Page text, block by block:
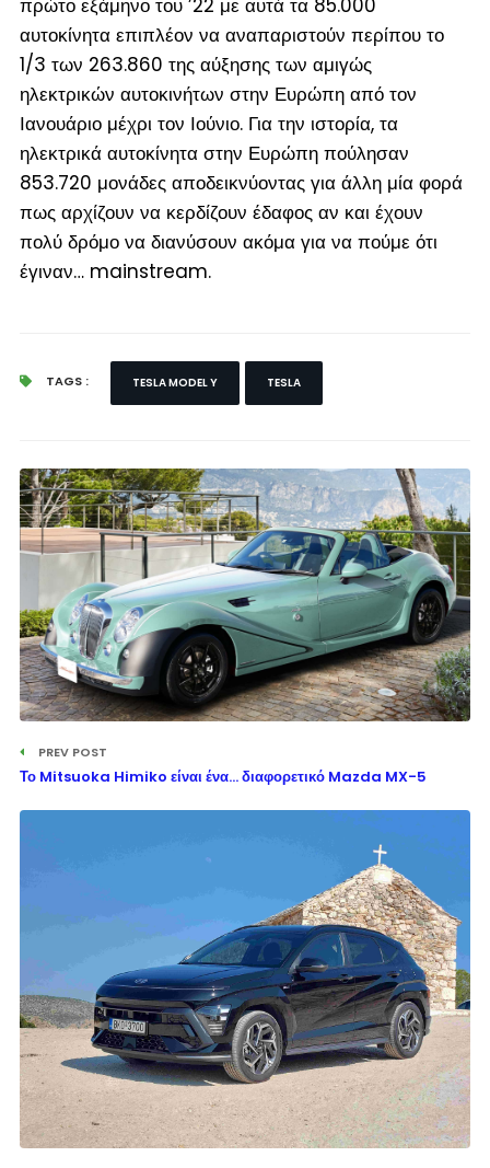
αυτοκίνητα επιπλέον να αναπαριστούν περίπου το
1/3 των 263.860 της αύξησης των αμιγώς
ηλεκτρικών αυτοκινήτων στην Ευρώπη από τον
Ιανουάριο μέχρι τον Ιούνιο. Για την ιστορία, τα
ηλεκτρικά αυτοκίνητα στην Ευρώπη πούλησαν
853.720 μονάδες αποδεικνύοντας για άλλη μία φορά
πως αρχίζουν να κερδίζουν έδαφος αν και έχουν
πολύ δρόμο να διανύσουν ακόμα για να πούμε ότι
έγιναν… mainstream.
TAGS : TESLA MODEL Y TESLA
PREV POST
Το Mitsuoka Himiko είναι ένα… διαφορετικό Mazda MX-5